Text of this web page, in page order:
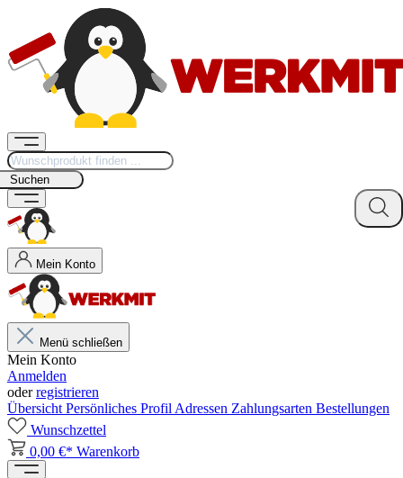
Suchen
Mein Konto
Menü schließen
Mein Konto
Anmelden
oderregistrieren
Übersicht Persönliches Profil Adressen Zahlungsarten Bestellungen
Wunschzettel
0,00 €* Warenkorb